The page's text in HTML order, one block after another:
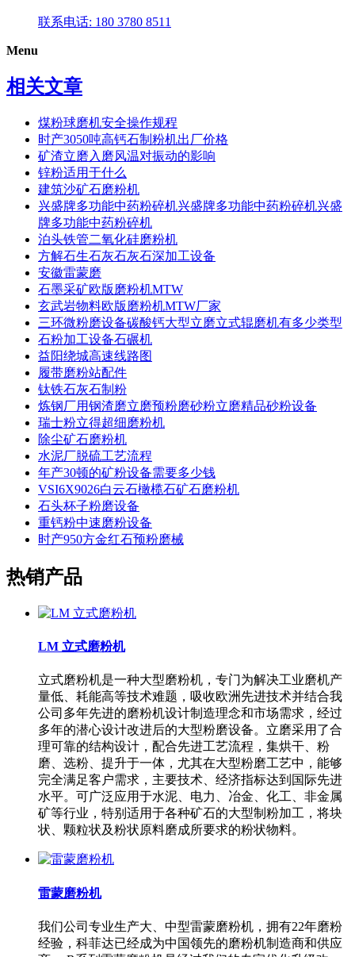
联系电话: 180 3780 8511
Menu
相关文章
煤粉球磨机安全操作规程
时产3050吨高钙石制粉机出厂价格
矿渣立磨入磨风温对振动的影响
锌粉适用于什么
建筑沙矿石磨粉机
兴盛牌多功能中药粉碎机兴盛牌多功能中药粉碎机兴盛
牌多功能中药粉碎机
泊头铁管二氧化硅磨粉机
方解石生石灰石灰石深加工设备
安徽雷蒙磨
石墨采矿欧版磨粉机MTW
玄武岩物料欧版磨粉机MTW厂家
三环微粉磨设备碳酸钙大型立磨立式辊磨机有多少类型
石粉加工设备石碾机
益阳绕城高速线路图
履带磨粉站配件
钛铁石灰石制粉
炼钢厂用钢渣磨立磨预粉磨砂粉立磨精品砂粉设备
瑞士粉立得超细磨粉机
除尘矿石磨粉机
水泥厂脱硫工艺流程
年产30顿的矿粉设备需要多少钱
VSI6X9026白云石橄榄石矿石磨粉机
石头杯子粉磨设备
重钙粉中速磨粉设备
时产950方金红石预粉磨械
热销产品
LM 立式磨粉机
立式磨粉机是一种大型磨粉机，专门为解决工业磨机产
量低、耗能高等技术难题，吸收欧洲先进技术并结合我
公司多年先进的磨粉机设计制造理念和市场需求，经过
多年的潜心设计改进后的大型粉磨设备。立磨采用了合
理可靠的结构设计，配合先进工艺流程，集烘干、粉
磨、选粉、提升于一体，尤其在大型粉磨工艺中，能够
完全满足客户需求，主要技术、经济指标达到国际先进
水平。可广泛应用于水泥、电力、冶金、化工、非金属
矿等行业，特别适用于各种矿石的大型制粉加工，将块
状、颗粒状及粉状原料磨成所要求的粉状物料。
雷蒙磨粉机
我们公司专业生产大、中型雷蒙磨粉机，拥有22年磨粉
经验，科菲达已经成为中国领先的磨粉机制造商和供应